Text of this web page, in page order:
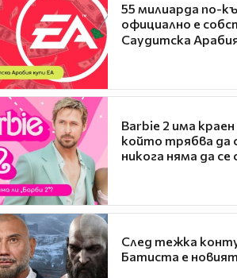
55 милиарда по-
официално е
Саудитска
Barbie 2 има
който трябва да
никога няма да се
След тежка
Батиста е